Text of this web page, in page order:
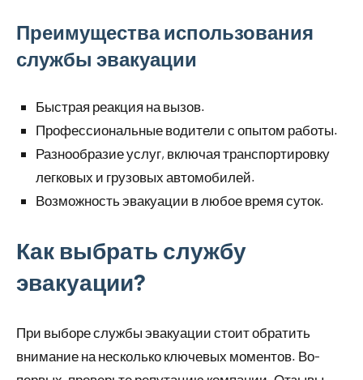
Преимущества использования
службы эвакуации
Быстрая реакция на вызов.
Профессиональные водители с опытом работы.
Разнообразие услуг, включая транспортировку
легковых и грузовых автомобилей.
Возможность эвакуации в любое время суток.
Как выбрать службу
эвакуации?
При выборе службы эвакуации стоит обратить
внимание на несколько ключевых моментов. Во-